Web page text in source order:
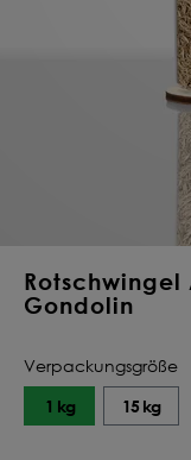
Gondolin
Verpackungsgröße
1 kg 15 kg
Deine
QUALITÄT VOM
INDIVIDUELL
JETZT